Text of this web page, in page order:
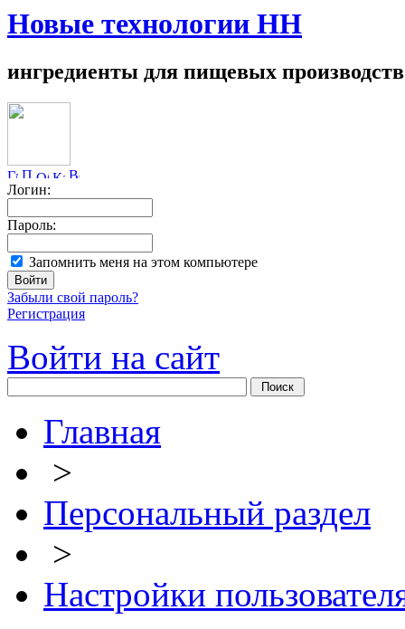
Новые технологии НН
ингредиенты для пищевых производств
Логин:
Пароль:
Запомнить меня на этом компьютере
Забыли свой пароль?
Регистрация
Войти на сайт
Главная
>
Персональный раздел
>
Настройки